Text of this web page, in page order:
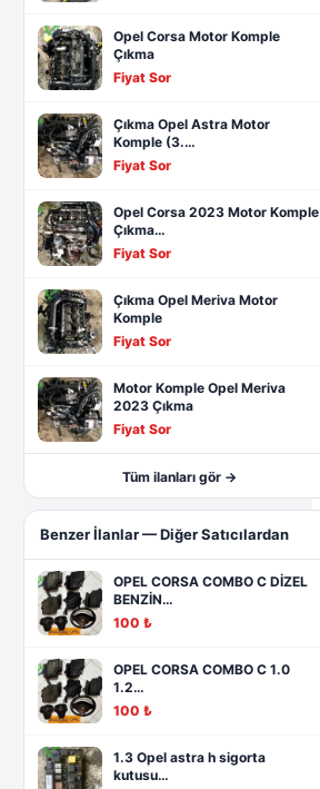
Opel Corsa Motor Komple
Çıkma
Fiyat Sor
Çıkma Opel Astra Motor
Komple (3.…
Fiyat Sor
Opel Corsa 2023 Motor Komple
Çıkma…
Fiyat Sor
Çıkma Opel Meriva Motor
Komple
Fiyat Sor
Motor Komple Opel Meriva
2023 Çıkma
Fiyat Sor
Tüm ilanları gör →
Benzer İlanlar — Diğer Satıcılardan
OPEL CORSA COMBO C DİZEL
BENZİN…
100 ₺
OPEL CORSA COMBO C 1.0
1.2…
100 ₺
1.3 Opel astra h sigorta
kutusu…